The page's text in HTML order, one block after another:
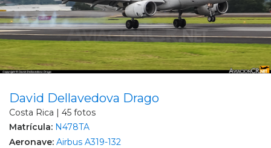
David Dellavedova Drago
Costa Rica | 45 fotos
Matrícula: N478TA
Aeronave: Airbus A319-132